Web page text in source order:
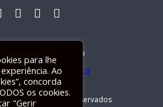
Reclamações Electrónico
© Todos os direitos reservados
para lhe
Ao
concorda
os cookies.
"Gerir